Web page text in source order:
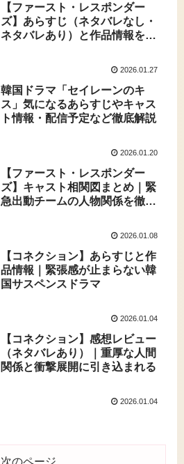
【ファースト・レスポンダー
ズ】あらすじ（ネタバレなし・
ネタバレあり）と作品情報を詳
2026.01.27
韓国ドラマ「セイレーンのキ
ス」気になるあらすじやキャス
ト情報・配信予定など徹底解説
2026.01.20
【ファースト・レスポンダー
ズ】キャスト相関図まとめ｜緊
急出動チームの人物関係を徹底
2026.01.08
【コネクション】あらすじと作
品情報｜緊張感が止まらない韓
国サスペンスドラマ
2026.01.04
【コネクション】感想レビュー
（ネタバレあり）｜重厚な人間
関係と衝撃展開に引き込まれる
2026.01.04
次のページ